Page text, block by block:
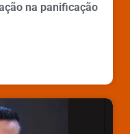
na panificação